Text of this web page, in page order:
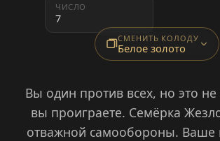
ЧИСЛО
7
СМЕНИТЬ КОЛОДУ
Белое золото
Вы один против всех, но это не
вы проиграете. Семёрка
отважной самообороны. Ваше